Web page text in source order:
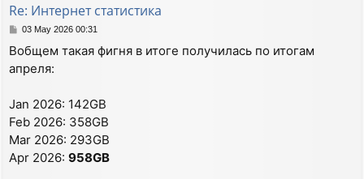
Re: Интернет статистика
P
s
t
03 May 2026 00:31
Вобщем такая фигня в итоге получилась по итогам
апреля:
Jan 2026: 142GB
Feb 2026: 358GB
Mar 2026: 293GB
Apr 2026: 958GB